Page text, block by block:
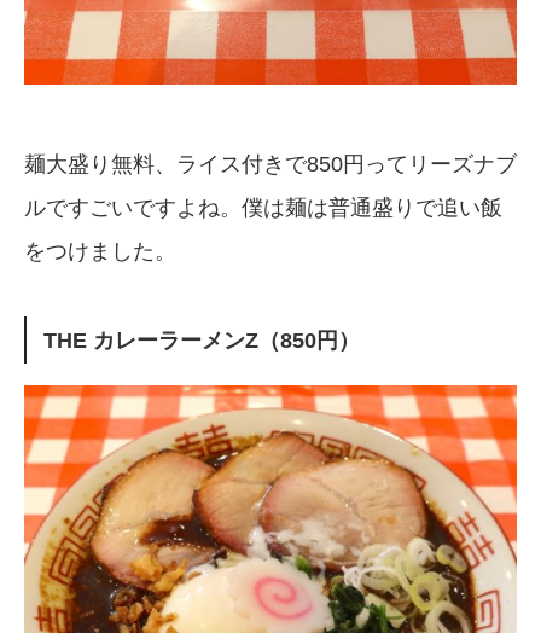
麺大盛り無料、ライス付きで850円ってリーズナブ
ルですごいですよね。僕は麺は普通盛りで追い飯
をつけました。
THE カレーラーメンZ（850円）